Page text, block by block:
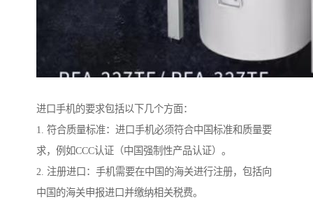
进口手机的要求包括以下几个方面：
1. 符合质量标准：进口手机必须符合中国标准和质量要
求，例如CCC认证（中国强制性产品认证）。
2. 注册进口：手机需要在中国的海关进行注册，包括向
中国的海关申报进口并缴纳相关税费。